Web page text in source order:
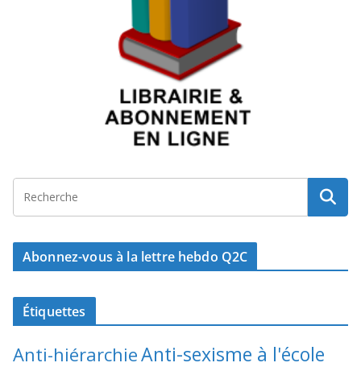
Abonnez-vous à la lettre hebdo Q2C
Étiquettes
Anti-hiérarchieAnti-sexisme à l'école